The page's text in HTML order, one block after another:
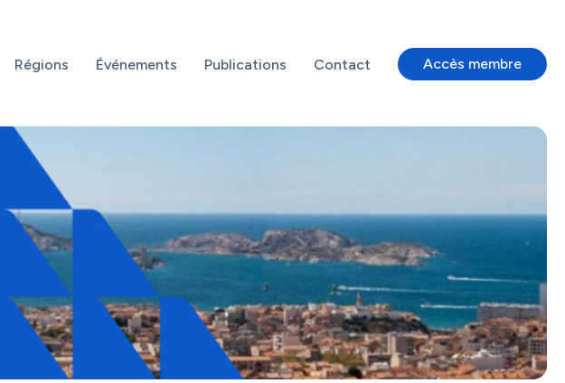
Régions Événements Publications Contact Accès membre